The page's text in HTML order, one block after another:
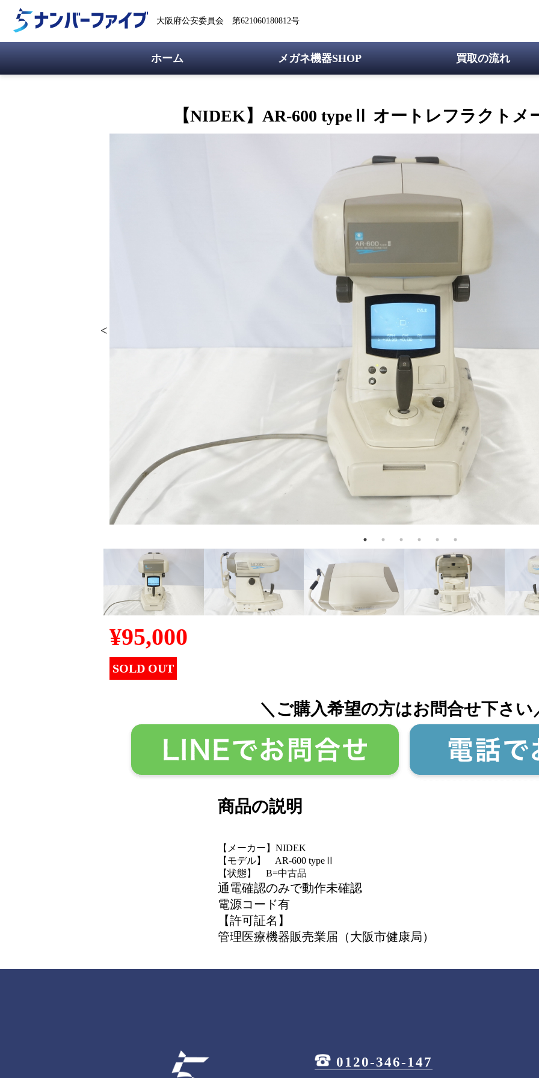
大阪府公安委員会 第621060180812号
ホーム メガネ機器SHOP 買取の流れ
【NIDEK】AR-600 typeⅡ オートレフラクトメ
¥95,000
SOLD OUT
＼ご購入希望の方はお問合せ下さい
商品の説明
【メーカー】NIDEK
【モデル】 AR-600 typeⅡ
【状態】 B=中古品
通電確認のみで動作未確認
電源コード有
【許可証名】
管理医療機器販売業届（大阪市健康局）
0120-346-147